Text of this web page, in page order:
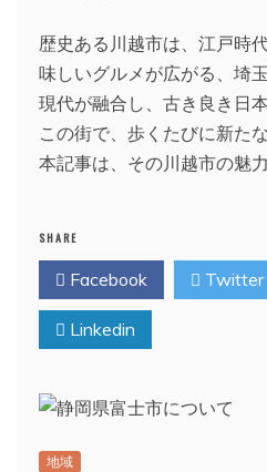
歴史ある川越市は、江戸時
味しいグルメが広がる、埼
現代が融合し、古き良き日
この街で、歩くたびに新た
本記事は、その川越市の魅
SHARE
Facebook Twitter
Linkedin
地域